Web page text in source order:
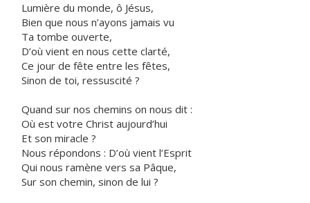
Lumière du monde, ô Jésus,
Bien que nous n’ayons jamais vu
Ta tombe ouverte,
D’où vient en nous cette clarté,
Ce jour de fête entre les fêtes,
Sinon de toi, ressuscité ?
Quand sur nos chemins on nous dit :
Où est votre Christ aujourd’hui
Et son miracle ?
Nous répondons : D’où vient l’Esprit
Qui nous ramène vers sa Pâque,
Sur son chemin, sinon de lui ?